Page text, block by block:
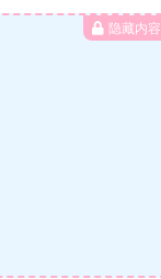
隐藏内容